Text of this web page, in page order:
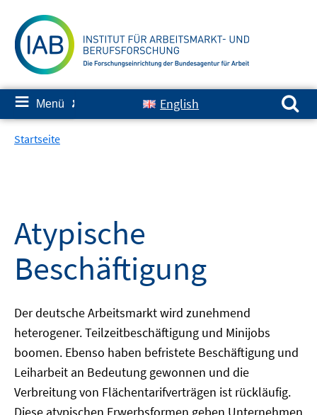
zum
Inhalt
≡ Menü ✘ English
Suchen nach:
Startseite
Atypische
Beschäftigung
Der deutsche Arbeitsmarkt wird zunehmend
heterogener. Teilzeitbeschäftigung und Minijobs
boomen. Ebenso haben befristete Beschäftigung und
Leiharbeit an Bedeutung gewonnen und die
Verbreitung von Flächentarifverträgen ist rückläufig.